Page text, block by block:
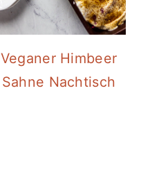
Veganer Himbeer
Sahne Nachtisch